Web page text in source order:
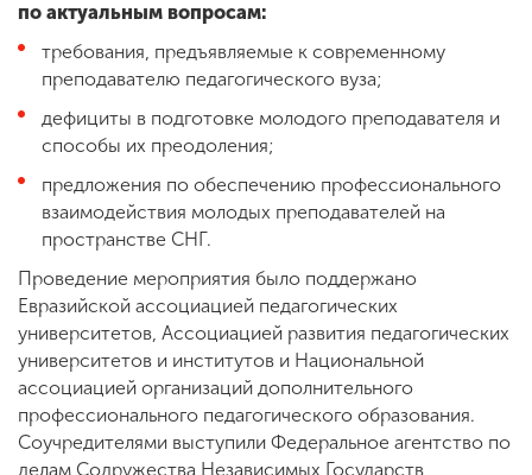
по актуальным вопросам:
требования, предъявляемые к современному
преподавателю педагогического вуза;
дефициты в подготовке молодого преподавателя и
способы их преодоления;
предложения по обеспечению профессионального
взаимодействия молодых преподавателей на
пространстве СНГ.
Проведение мероприятия было поддержано
Евразийской ассоциацией педагогических
университетов, Ассоциацией развития педагогических
университетов и институтов и Национальной
ассоциацией организаций дополнительного
профессионального педагогического образования.
Соучредителями выступили Федеральное агентство по
делам Содружества Независимых Государств,